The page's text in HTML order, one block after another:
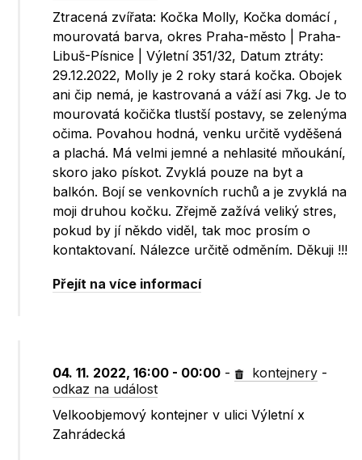
Ztracená zvířata: Kočka Molly, Kočka domácí ,
mourovatá barva, okres Praha-město | Praha-
Libuš-Písnice | Výletní 351/32, Datum ztráty:
29.12.2022, Molly je 2 roky stará kočka. Obojek
ani čip nemá, je kastrovaná a váží asi 7kg. Je to
mourovatá kočička tlustší postavy, se zelenýma
očima. Povahou hodná, venku určitě vyděšená
a plachá. Má velmi jemné a nehlasité mňoukání,
skoro jako pískot. Zvyklá pouze na byt a
balkón. Bojí se venkovních ruchů a je zvyklá na
moji druhou kočku. Zřejmě zažívá veliký stres,
pokud by jí někdo viděl, tak moc prosím o
kontaktovaní. Nálezce určitě odměním. Děkuji !!!
Přejít na více informací
04. 11. 2022, 16:00 - 00:00 - kontejnery -
odkaz na událost
Velkoobjemový kontejner v ulici Výletní x
Zahrádecká